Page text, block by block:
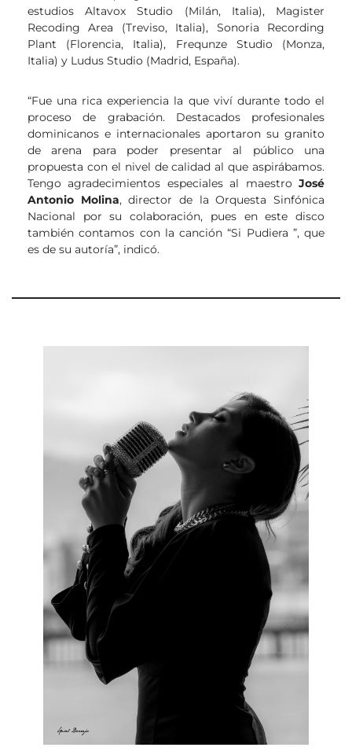
estudios Altavox Studio (Milán, Italia), Magister
Recoding Area (Treviso, Italia), Sonoria Recording
Plant (Florencia, Italia), Frequnze Studio (Monza,
Italia) y Ludus Studio (Madrid, España).
“Fue una rica experiencia la que viví durante todo el
proceso de grabación. Destacados profesionales
dominicanos e internacionales aportaron su granito
de arena para poder presentar al público una
propuesta con el nivel de calidad al que aspirábamos.
Tengo agradecimientos especiales al maestro José
Antonio Molina, director de la Orquesta Sinfónica
Nacional por su colaboración, pues en este disco
también contamos con la canción “Si Pudiera ”, que
es de su autoría”, indicó.